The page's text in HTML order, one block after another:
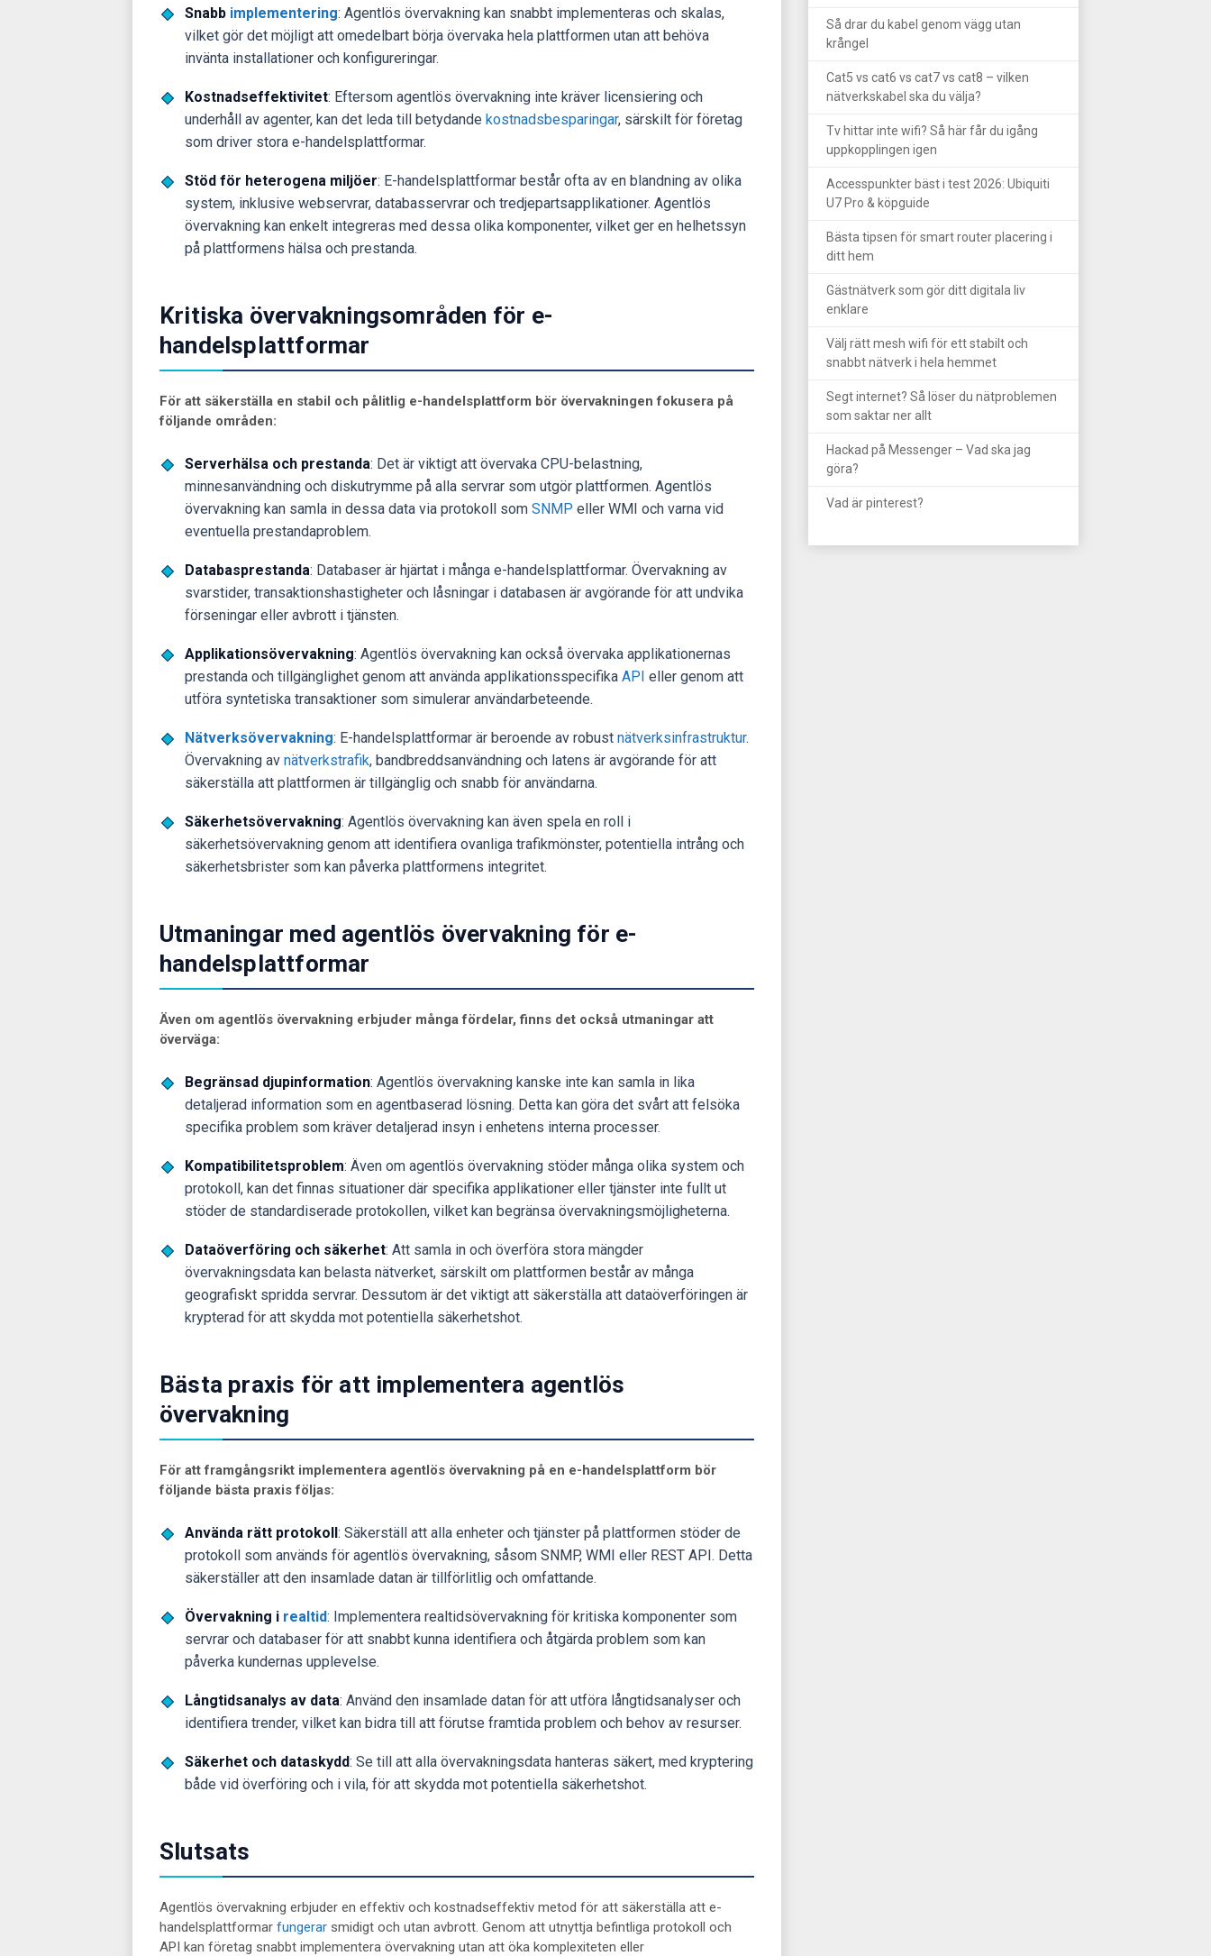
Snabb implementering: Agentlös övervakning kan snabbt implementeras och skalas,
vilket gör det möjligt att omedelbart börja övervaka hela plattformen utan att behöva
invänta installationer och konfigureringar.
Kostnadseffektivitet: Eftersom agentlös övervakning inte kräver licensiering och
underhåll av agenter, kan det leda till betydande kostnadsbesparingar, särskilt för företag
som driver stora e-handelsplattformar.
Stöd för heterogena miljöer: E-handelsplattformar består ofta av en blandning av olika
system, inklusive webservrar, databasservrar och tredjepartsapplikationer. Agentlös
övervakning kan enkelt integreras med dessa olika komponenter, vilket ger en helhetssyn
på plattformens hälsa och prestanda.
Kritiska övervakningsområden för e-
handelsplattformar
För att säkerställa en stabil och pålitlig e-handelsplattform bör övervakningen fokusera på
följande områden:
Serverhälsa och prestanda: Det är viktigt att övervaka CPU-belastning,
minnesanvändning och diskutrymme på alla servrar som utgör plattformen. Agentlös
övervakning kan samla in dessa data via protokoll som SNMP eller WMI och varna vid
eventuella prestandaproblem.
Databasprestanda: Databaser är hjärtat i många e-handelsplattformar. Övervakning av
svarstider, transaktionshastigheter och låsningar i databasen är avgörande för att undvika
förseningar eller avbrott i tjänsten.
Applikationsövervakning: Agentlös övervakning kan också övervaka applikationernas
prestanda och tillgänglighet genom att använda applikationsspecifika API eller genom att
utföra syntetiska transaktioner som simulerar användarbeteende.
Nätverksövervakning: E-handelsplattformar är beroende av robust nätverksinfrastruktur.
Övervakning av nätverkstrafik, bandbreddsanvändning och latens är avgörande för att
säkerställa att plattformen är tillgänglig och snabb för användarna.
Säkerhetsövervakning: Agentlös övervakning kan även spela en roll i
säkerhetsövervakning genom att identifiera ovanliga trafikmönster, potentiella intrång och
säkerhetsbrister som kan påverka plattformens integritet.
Utmaningar med agentlös övervakning för e-
handelsplattformar
Även om agentlös övervakning erbjuder många fördelar, finns det också utmaningar att
överväga:
Begränsad djupinformation: Agentlös övervakning kanske inte kan samla in lika
detaljerad information som en agentbaserad lösning. Detta kan göra det svårt att felsöka
specifika problem som kräver detaljerad insyn i enhetens interna processer.
Kompatibilitetsproblem: Även om agentlös övervakning stöder många olika system och
protokoll, kan det finnas situationer där specifika applikationer eller tjänster inte fullt ut
stöder de standardiserade protokollen, vilket kan begränsa övervakningsmöjligheterna.
Dataöverföring och säkerhet: Att samla in och överföra stora mängder
övervakningsdata kan belasta nätverket, särskilt om plattformen består av många
geografiskt spridda servrar. Dessutom är det viktigt att säkerställa att dataöverföringen är
krypterad för att skydda mot potentiella säkerhetshot.
Bästa praxis för att implementera agentlös
övervakning
För att framgångsrikt implementera agentlös övervakning på en e-handelsplattform bör
följande bästa praxis följas:
Använda rätt protokoll: Säkerställ att alla enheter och tjänster på plattformen stöder de
protokoll som används för agentlös övervakning, såsom SNMP, WMI eller REST API. Detta
säkerställer att den insamlade datan är tillförlitlig och omfattande.
Övervakning i realtid: Implementera realtidsövervakning för kritiska komponenter som
servrar och databaser för att snabbt kunna identifiera och åtgärda problem som kan
påverka kundernas upplevelse.
Långtidsanalys av data: Använd den insamlade datan för att utföra långtidsanalyser och
identifiera trender, vilket kan bidra till att förutse framtida problem och behov av resurser.
Säkerhet och dataskydd: Se till att alla övervakningsdata hanteras säkert, med kryptering
både vid överföring och i vila, för att skydda mot potentiella säkerhetshot.
Slutsats
Agentlös övervakning erbjuder en effektiv och kostnadseffektiv metod för att säkerställa att e-
handelsplattformar fungerar smidigt och utan avbrott. Genom att utnyttja befintliga protokoll och
API kan företag snabbt implementera övervakning utan att öka komplexiteten eller
Så drar du kabel genom vägg utan
krångel
Cat5 vs cat6 vs cat7 vs cat8 – vilken
nätverkskabel ska du välja?
Tv hittar inte wifi? Så här får du igång
uppkopplingen igen
Accesspunkter bäst i test 2026: Ubiquiti
U7 Pro & köpguide
Bästa tipsen för smart router placering i
ditt hem
Gästnätverk som gör ditt digitala liv
enklare
Välj rätt mesh wifi för ett stabilt och
snabbt nätverk i hela hemmet
Segt internet? Så löser du nätproblemen
som saktar ner allt
Hackad på Messenger – Vad ska jag
göra?
Vad är pinterest?